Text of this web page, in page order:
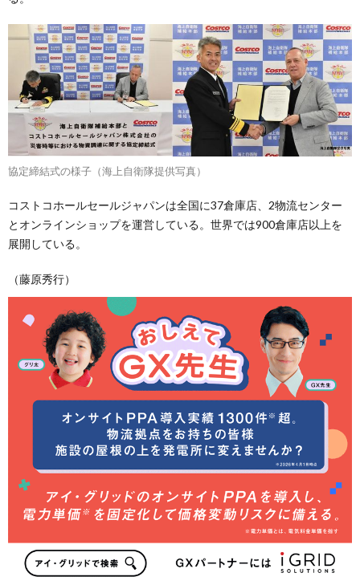
協定締結式の様子（海上自衛隊提供写真）
コストコホールセールジャパンは全国に37倉庫店、2物流センター
とオンラインショップを運営している。世界では900倉庫店以上を
展開している。
（藤原秀行）